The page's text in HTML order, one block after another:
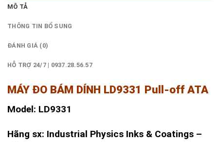
MÔ TẢ
THÔNG TIN BỔ SUNG
ĐÁNH GIÁ (0)
HỖ TRỢ 24/7 | 0937.28.56.57
MÁY ĐO BÁM DÍNH LD9331 Pull-off ATA
Model: LD9331
Hãng sx: Industrial Physics Inks & Coatings –